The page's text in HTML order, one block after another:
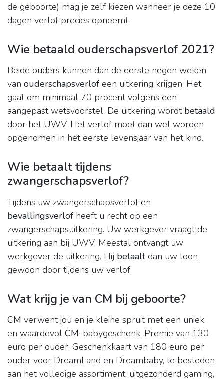
de geboorte) mag je zelf kiezen wanneer je deze 10
dagen verlof precies opneemt.
Wie betaald ouderschapsverlof 2021?
Beide ouders kunnen dan de eerste negen weken
van ouderschapsverlof een uitkering krijgen. Het
gaat om minimaal 70 procent volgens een
aangepast wetsvoorstel. De uitkering wordt betaald
door het UWV. Het verlof moet dan wel worden
opgenomen in het eerste levensjaar van het kind.
Wie betaalt tijdens
zwangerschapsverlof?
Tijdens uw zwangerschapsverlof en
bevallingsverlof heeft u recht op een
zwangerschapsuitkering. Uw werkgever vraagt de
uitkering aan bij UWV. Meestal ontvangt uw
werkgever de uitkering. Hij betaaltdan uw loon
gewoon door tijdens uw verlof.
Wat krijg je van CM bij geboorte?
CM verwent jou en je kleine spruit met een uniek
en waardevol CM-babygeschenk. Premie van 130
euro per ouder. Geschenkkaart van 180 euro per
ouder voor DreamLand en Dreambaby, te besteden
aan het volledige assortiment, uitgezonderd gaming,